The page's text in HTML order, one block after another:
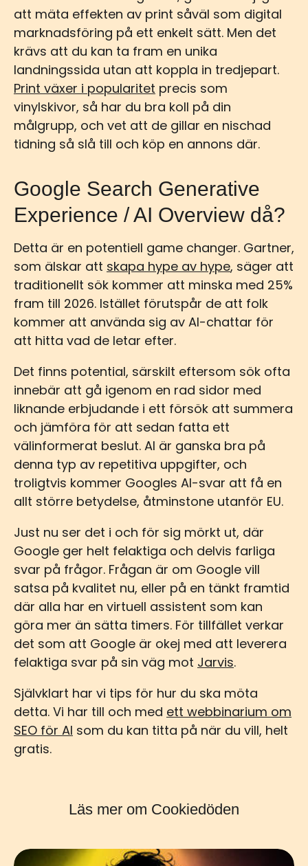
att mäta effekten av print såväl som digital
marknadsföring på ett enkelt sätt. Men det
krävs att du kan ta fram en unika
landningssida utan att koppla in tredjepart.
Print växer i popularitet precis som
vinylskivor, så har du bra koll på din
målgrupp, och vet att de gillar en nischad
tidning så slå till och köp en annons där.
Google Search Generative
Experience / AI Overview då?
Detta är en potentiell game changer. Gartner,
som älskar att skapa hype av hype, säger att
traditionellt sök kommer att minska med 25%
fram till 2026. Istället förutspår de att folk
kommer att använda sig av AI-chattar för
att hitta vad de letar efter.
Det finns potential, särskilt eftersom sök ofta
innebär att gå igenom en rad sidor med
liknande erbjudande i ett försök att summera
och jämföra för att sedan fatta ett
välinformerat beslut. AI är ganska bra på
denna typ av repetitiva uppgifter, och
troligtvis kommer Googles AI-svar att få en
allt större betydelse, åtminstone utanför EU.
Just nu ser det i och för sig mörkt ut, där
Google ger helt felaktiga och delvis farliga
svar på frågor. Frågan är om Google vill
satsa på kvalitet nu, eller på en tänkt framtid
där alla har en virtuell assistent som kan
göra mer än sätta timers. För tillfället verkar
det som att Google är okej med att leverera
felaktiga svar på sin väg mot Jarvis.
Självklart har vi tips för hur du ska möta
detta. Vi har till och med ett webbinarium om
SEO för AI som du kan titta på när du vill, helt
gratis.
Läs mer om Cookiedöden